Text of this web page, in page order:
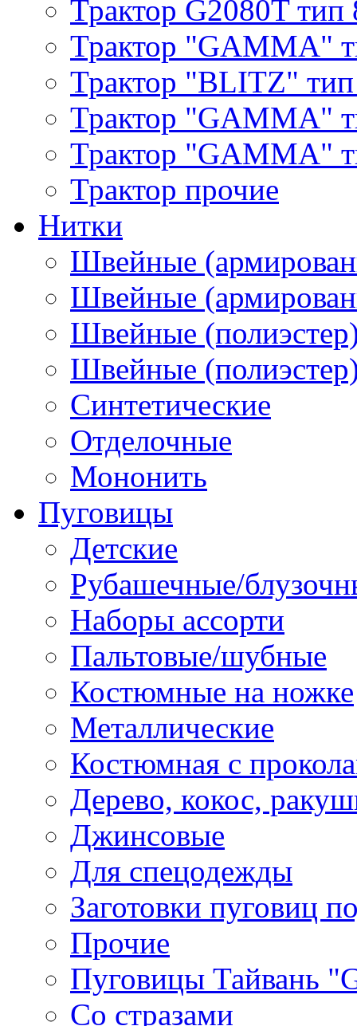
Трактор G2080T тип
Трактор "GAMMA"
Трактор "BLITZ"
Трактор "GAMMA"
Трактор "GAMMA"
Трактор прочие
Нитки
Швейные
Швейные
Швейные
Швейные
Синтетические
Отделочные
Мононить
Пуговицы
Детские
Рубашечные/
Наборы ассорти
Пальтовые/шубные
Костюмные на ножке
Металлические
Костюмная с
Дерево, кокос,
Джинсовые
Для спецодежды
Заготовки пуговиц
Прочие
Пуговицы Тайвань
Со стразами